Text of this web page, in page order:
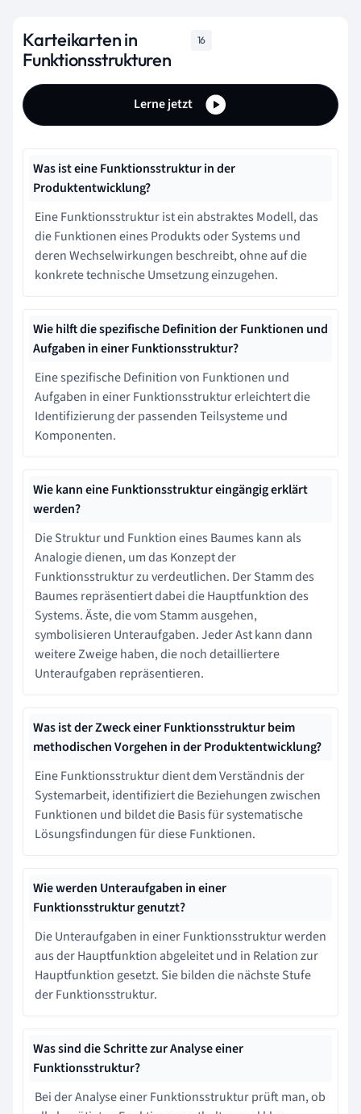
Karteikarten in
Funktionsstrukturen
16
Lerne jetzt
Was ist eine Funktionsstruktur in der
Produktentwicklung?
Eine Funktionsstruktur ist ein abstraktes Modell, das
die Funktionen eines Produkts oder Systems und
deren Wechselwirkungen beschreibt, ohne auf die
konkrete technische Umsetzung einzugehen.
Wie hilft die spezifische Definition der Funktionen und
Aufgaben in einer Funktionsstruktur?
Eine spezifische Definition von Funktionen und
Aufgaben in einer Funktionsstruktur erleichtert die
Identifizierung der passenden Teilsysteme und
Komponenten.
Wie kann eine Funktionsstruktur eingängig erklärt
werden?
Die Struktur und Funktion eines Baumes kann als
Analogie dienen, um das Konzept der
Funktionsstruktur zu verdeutlichen. Der Stamm des
Baumes repräsentiert dabei die Hauptfunktion des
Systems. Äste, die vom Stamm ausgehen,
symbolisieren Unteraufgaben. Jeder Ast kann dann
weitere Zweige haben, die noch detailliertere
Unteraufgaben repräsentieren.
Was ist der Zweck einer Funktionsstruktur beim
methodischen Vorgehen in der Produktentwicklung?
Eine Funktionsstruktur dient dem Verständnis der
Systemarbeit, identifiziert die Beziehungen zwischen
Funktionen und bildet die Basis für systematische
Lösungsfindungen für diese Funktionen.
Wie werden Unteraufgaben in einer
Funktionsstruktur genutzt?
Die Unteraufgaben in einer Funktionsstruktur werden
aus der Hauptfunktion abgeleitet und in Relation zur
Hauptfunktion gesetzt. Sie bilden die nächste Stufe
der Funktionsstruktur.
Was sind die Schritte zur Analyse einer
Funktionsstruktur?
Bei der Analyse einer Funktionsstruktur prüft man, ob